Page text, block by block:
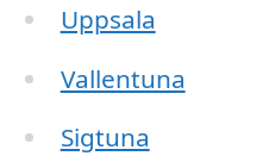
Uppsala
Vallentuna
Sigtuna